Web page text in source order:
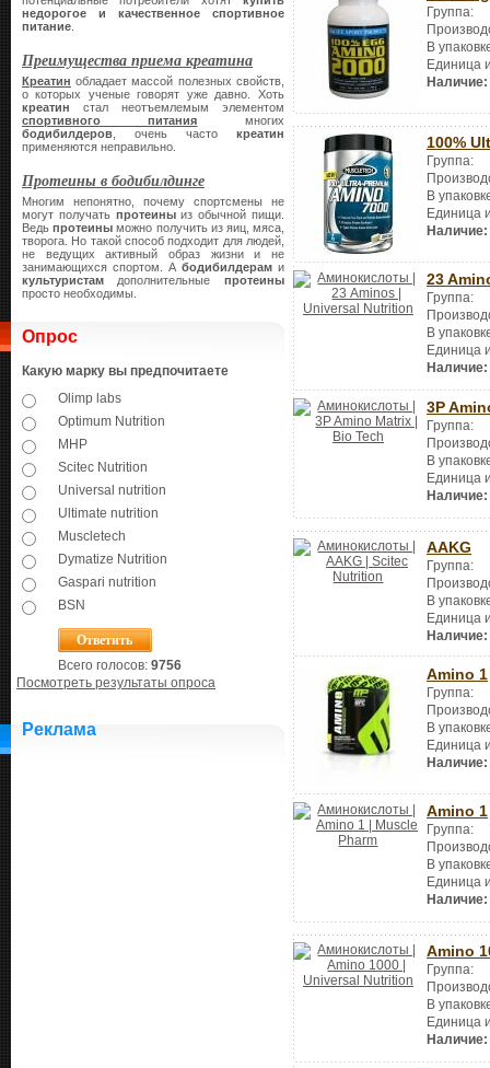
недорогое и качественное спортивное
питание
Преимущества приема креатина
Креатин обладает массой полезных свойств,
о которых ученые говорят уже давно. Хоть
креатин стал неотъемлемым элементом
спортивного питания многих
бодибилдеров , очень часто креатин
применяются неправильно.
Протеины в бодибилдинге
Многим непонятно, почему спортсмены не
могут получать протеиныиз обычной пищи.
Ведьпротеины можно получить из яиц, мяса,
творога. Но такой способ подходит для людей,
не ведущих активный образ жизни и не
занимающихся спортом. А бодибилдерам и
культуристам дополнительные протеины
просто необходимы.
Опрос
Какую марку вы предпочитаете
Olimp labs
Optimum Nutrition
MHP
Scitec Nutrition
Universal nutrition
Ultimate nutrition
Muscletech
Dymatize Nutrition
Gaspari nutrition
BSN
Всего голосов: 9756
Посмотреть результаты опроса
Реклама
Группа:
В
Единица
Наличие:
100%
Группа:
В
Единица
Наличие:
23
Группа:
В
Единица
Наличие:
3P
Группа:
В
Единица
Наличие:
AAKG
Группа:
В
Единица
Наличие:
Amino 1
Группа:
В
Единица
Наличие:
Amino 1
Группа:
В
Единица
Наличие:
Amino
Группа:
В
Единица
Наличие: